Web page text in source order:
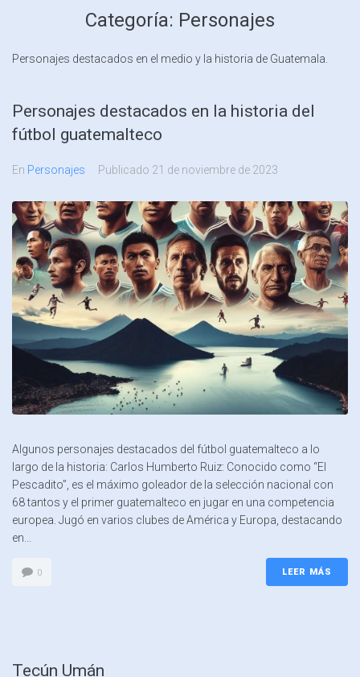
Categoría: Personajes
Personajes destacados en el medio y la historia de Guatemala.
Personajes destacados en la historia del
fútbol guatemalteco
En Personajes Publicado 21 de noviembre de 2023
Algunos personajes destacados del fútbol guatemalteco a lo
largo de la historia: Carlos Humberto Ruiz: Conocido como “El
Pescadito”, es el máximo goleador de la selección nacional con
68 tantos y el primer guatemalteco en jugar en una competencia
europea. Jugó en varios clubes de América y Europa, destacando
en...
0 LEER MÁS
Tecún Umán